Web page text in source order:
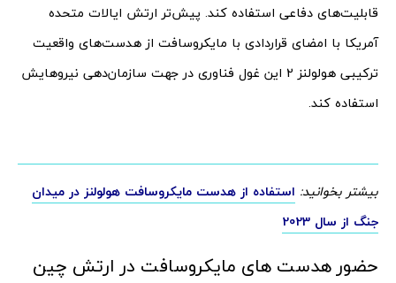
قابلیت‌های دفاعی استفاده کند. پیش‌تر ارتش ایالات متحده
آمریکا با امضای قراردادی با مایکروسافت از هدست‌های واقعیت
ترکیبی هولولنز 2 این غول فناوری در جهت سازمان‌دهی نیروهایش
استفاده کند.
بیشتر بخوانید: استفاده از هدست مایکروسافت هولولنز در میدان
جنگ از سال 2023
حضور هدست های مایکروسافت در ارتش چین